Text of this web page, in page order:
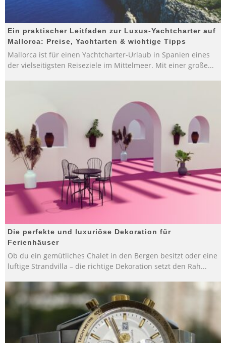
Ein praktischer Leitfaden zur Luxus-Yachtcharter auf
Mallorca: Preise, Yachtarten & wichtige Tipps
Mallorca ist für einen Yachtcharter-Urlaub in Spanien eines
der vielseitigsten Reiseziele im Mittelmeer. Mit einer große...
Die perfekte und luxuriöse Dekoration für
Ferienhäuser
Ob du ein gemütliches Chalet in den Bergen besitzt oder eine
luftige Strandvilla – die richtige Dekoration setzt den Rah...